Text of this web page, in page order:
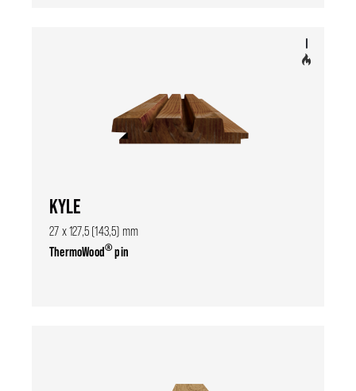
KYLE
27 x 127,5 (143,5) mm
ThermoWood®pin